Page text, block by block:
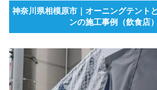
神奈川県相模原市｜オーニングテント
ンの施工事例（飲食店）